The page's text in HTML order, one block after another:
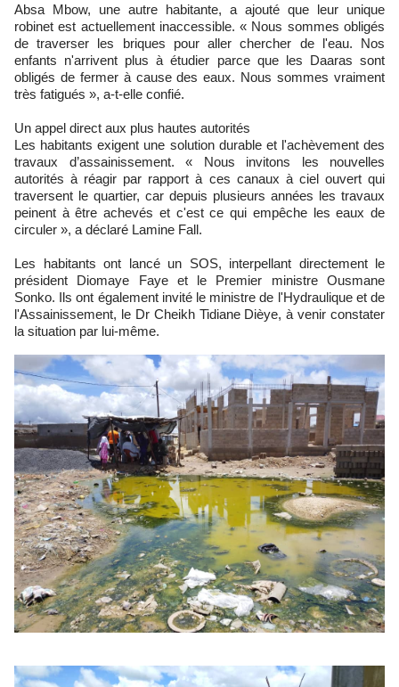
Absa Mbow, une autre habitante, a ajouté que leur unique
robinet est actuellement inaccessible. « Nous sommes obligés
de traverser les briques pour aller chercher de l'eau. Nos
enfants n'arrivent plus à étudier parce que les Daaras sont
obligés de fermer à cause des eaux. Nous sommes vraiment
très fatigués », a-t-elle confié.
Un appel direct aux plus hautes autorités
Les habitants exigent une solution durable et l'achèvement des
travaux d’assainissement. « Nous invitons les nouvelles
autorités à réagir par rapport à ces canaux à ciel ouvert qui
traversent le quartier, car depuis plusieurs années les travaux
peinent à être achevés et c'est ce qui empêche les eaux de
circuler », a déclaré Lamine Fall.
Les habitants ont lancé un SOS, interpellant directement le
président Diomaye Faye et le Premier ministre Ousmane
Sonko. Ils ont également invité le ministre de l'Hydraulique et de
l'Assainissement, le Dr Cheikh Tidiane Dièye, à venir constater
la situation par lui-même.